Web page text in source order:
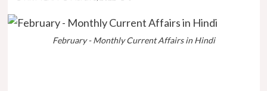
February - Monthly Current Affairs in Hindi